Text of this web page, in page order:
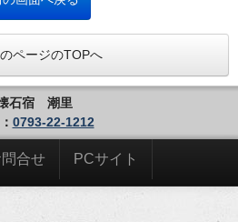
ページのTOPへ
石宿 潮里
0793-22-1212
合せ PCサイト